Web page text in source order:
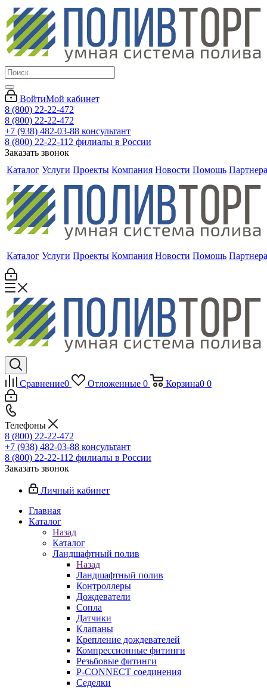
ВойтиМой кабинет
8 (800) 22-22-472
8 (800) 22-22-472
+7 (938) 482-03-88 консультант
8 (800) 22-22-112 филиалы в России
Заказать звонок
Каталог Услуги Проекты Компания Новости Помощь
Каталог Услуги Проекты Компания Новости Помощь
Сравнение0 Отложенные 0 Корзина0 0
Телефоны
8 (800) 22-22-472
+7 (938) 482-03-88 консультант
8 (800) 22-22-112 филиалы в России
Заказать звонок
Личный кабинет
Главная
Каталог
Назад
Каталог
Ландшафтный полив
Назад
Ландшафтный полив
Контроллеры
Дождеватели
Сопла
Датчики
Клапаны
Крепление дождевателей
Компрессионные фитинги
Резьбовые фитинги
P-CONNECT соединения
Седелки